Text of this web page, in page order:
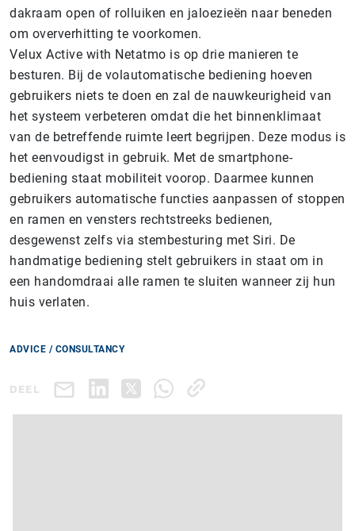
dakraam open of rolluiken en jaloezieën naar beneden
om oververhitting te voorkomen.
Velux Active with Netatmo is op drie manieren te
besturen. Bij de volautomatische bediening hoeven
gebruikers niets te doen en zal de nauwkeurigheid van
het systeem verbeteren omdat die het binnenklimaat
van de betreffende ruimte leert begrijpen. Deze modus is
het eenvoudigst in gebruik. Met de smartphone-
bediening staat mobiliteit voorop. Daarmee kunnen
gebruikers automatische functies aanpassen of stoppen
en ramen en vensters rechtstreeks bedienen,
desgewenst zelfs via stembesturing met Siri. De
handmatige bediening stelt gebruikers in staat om in
een handomdraai alle ramen te sluiten wanneer zij hun
huis verlaten.
ADVICE / CONSULTANCY
DEEL